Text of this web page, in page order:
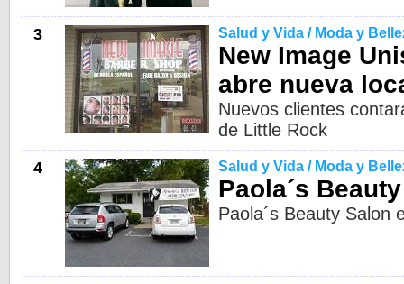
3 Salud y Vida / Moda y
New Image
abre nueva
Nuevos clientes
de Little Rock
4 Salud y Vida / Moda y
Paola´s
Paola´s Beauty Salon